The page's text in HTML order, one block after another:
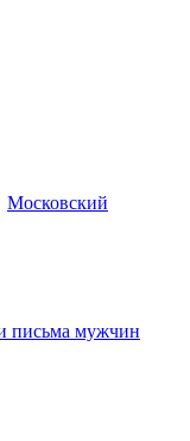
Московский
письма мужчин